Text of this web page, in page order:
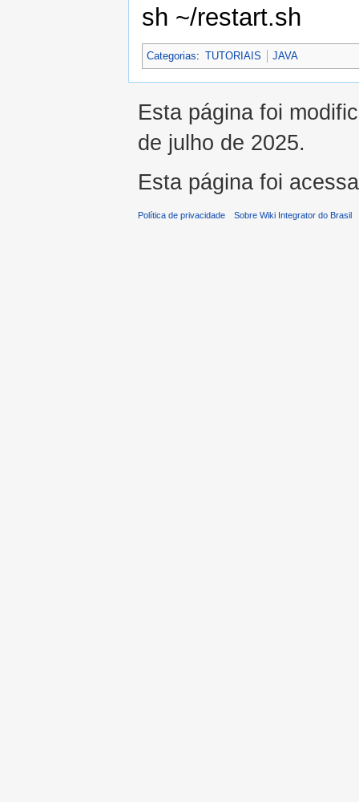
sh ~/restart.sh
Categorias: TUTORIAIS JAVA
Esta página foi
de julho de 2025.
Esta página foi
Política de privacidade Sobre Wiki Integrator do Brasil